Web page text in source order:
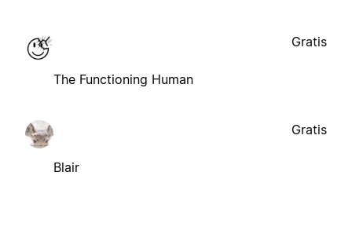
The Functioning Human
Gratis
Blair
Gratis